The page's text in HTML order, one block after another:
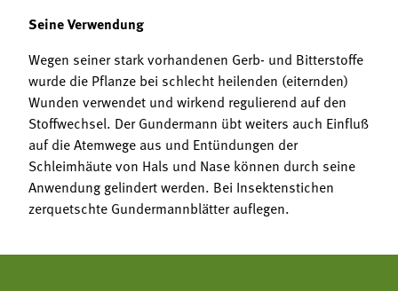
Seine Verwendung
Wegen seiner stark vorhandenen Gerb- und Bitterstoffe
wurde die Pflanze bei schlecht heilenden (eiternden)
Wunden verwendet und wirkend regulierend auf den
Stoffwechsel. Der Gundermann übt weiters auch Einfluß
auf die Atemwege aus und Entündungen der
Schleimhäute von Hals und Nase können durch seine
Anwendung gelindert werden. Bei Insektenstichen
zerquetschte Gundermannblätter auflegen.